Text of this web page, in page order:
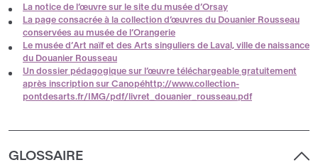
La notice de l’œuvre sur le site du musée d’Orsay
La page consacrée à la collection d’œuvres du Douanier Rousseau
conservées au musée de l’Orangerie
Le musée d’Art naïf et des Arts singuliers de Laval, ville de naissance
du Douanier Rousseau
Un dossier pédagogique sur l’œuvre téléchargeable gratuitement
après inscription sur Canopéhttp://www.collection-
pontdesarts.fr/IMG/pdf/livret_douanier_rousseau.pdf
GLOSSAIRE